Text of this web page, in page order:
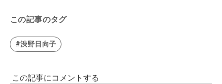
この記事のタグ
#渋野日向子